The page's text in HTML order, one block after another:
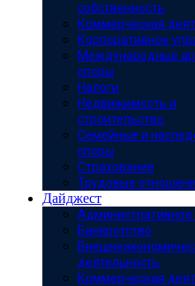
собственность
Коммерческая
Корпоративное
Международные
споры
Налоги
Недвижимость и
строительство
Семейные и
споры
Страхование
Трудовые
Дайджест
Административное
Банкротство
деятельность
Коммерческая